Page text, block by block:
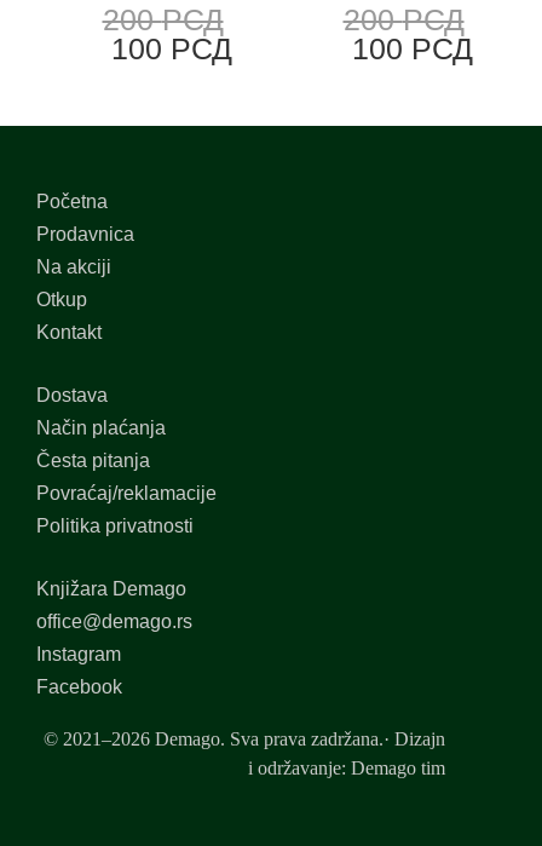
200РСД
100 РСД
200РСД
100 РСД
Početna
Prodavnica
Na akciji
Otkup
Kontakt
Dostava
Način plaćanja
Česta pitanja
Povraćaj/reklamacije
Politika privatnosti
Knjižara Demago
office@demago.rs
Instagram
Facebook
© 2021–2026 Demago. Sva prava zadržana.· Dizajn
i održavanje: Demago tim